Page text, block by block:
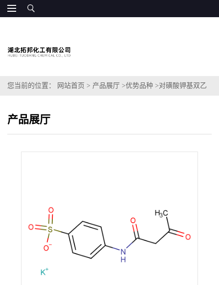
您当前的位置： 网站首页 > 产品展厅 >优势品种 >对磺酸钾基双乙
产品展厅